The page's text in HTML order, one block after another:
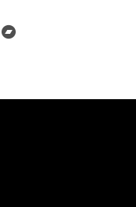
bandcamp